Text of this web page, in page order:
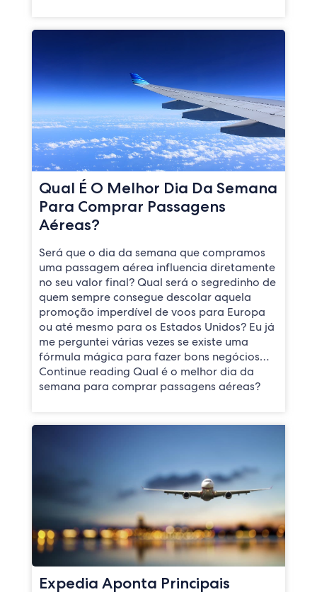
Qual É O Melhor Dia Da Semana
Para Comprar Passagens
Aéreas?
Será que o dia da semana que compramos
uma passagem aérea influencia diretamente
no seu valor final? Qual será o segredinho de
quem sempre consegue descolar aquela
promoção imperdível de voos para Europa
ou até mesmo para os Estados Unidos? Eu já
me perguntei várias vezes se existe uma
fórmula mágica para fazer bons negócios…
Continue reading Qual é o melhor dia da
semana para comprar passagens aéreas?
Expedia Aponta Principais